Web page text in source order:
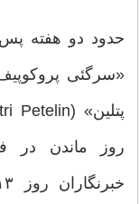
حدود دو هفته
روز ماندن در